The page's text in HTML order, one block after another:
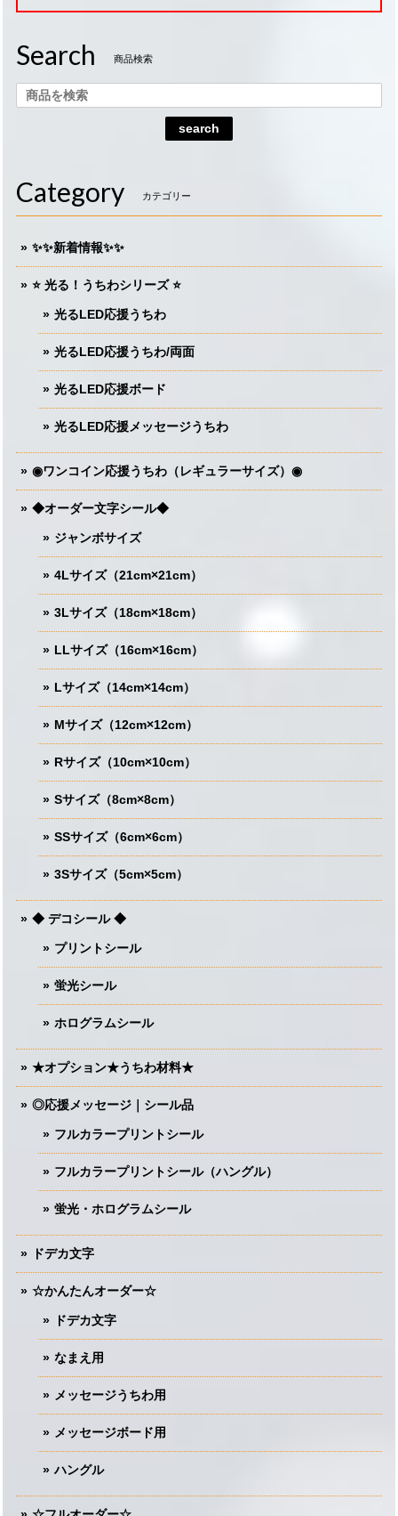
Search 商品検索
search
Category カテゴリー
✨✨新着情報✨✨
⭐️ 光る！うちわシリーズ ⭐️
光るLED応援うちわ
光るLED応援うちわ/両面
光るLED応援ボード
光るLED応援メッセージうちわ
◉ワンコイン応援うちわ（レギュラーサイズ）◉
◆オーダー文字シール◆
ジャンボサイズ
4Lサイズ（21cm×21cm）
3Lサイズ（18cm×18cm）
LLサイズ（16cm×16cm）
Lサイズ（14cm×14cm）
Mサイズ（12cm×12cm）
Rサイズ（10cm×10cm）
Sサイズ（8cm×8cm）
SSサイズ（6cm×6cm）
3Sサイズ（5cm×5cm）
◆ デコシール ◆
プリントシール
蛍光シール
ホログラムシール
★オプション★うちわ材料★
◎応援メッセージ｜シール品
フルカラープリントシール
フルカラープリントシール（ハングル）
蛍光・ホログラムシール
ドデカ文字
☆かんたんオーダー☆
ドデカ文字
なまえ用
メッセージうちわ用
メッセージボード用
ハングル